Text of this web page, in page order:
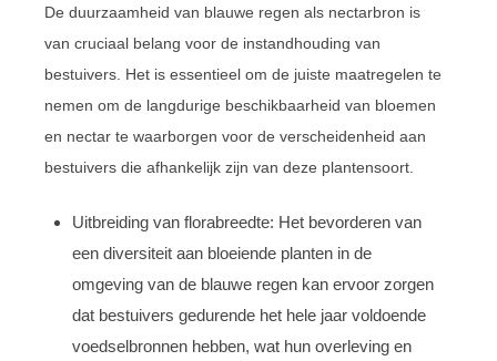
De duurzaamheid van blauwe regen als nectarbron is
van cruciaal belang voor de instandhouding van
bestuivers. Het is essentieel om de juiste maatregelen te
nemen om de langdurige beschikbaarheid van bloemen
en nectar te waarborgen voor de verscheidenheid aan
bestuivers die afhankelijk zijn van deze plantensoort.
Uitbreiding van florabreedte: Het bevorderen van
een diversiteit aan bloeiende planten in de
omgeving van de blauwe regen kan ervoor zorgen
dat bestuivers gedurende het hele jaar voldoende
voedselbronnen hebben, wat hun overleving en